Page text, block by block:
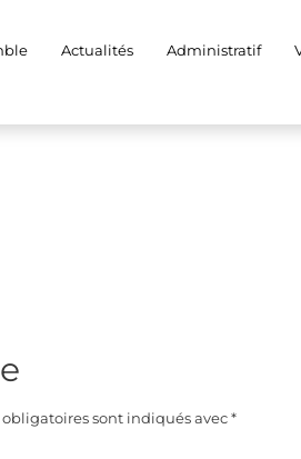
Actualités Administratif
obligatoires sont indiqués avec*